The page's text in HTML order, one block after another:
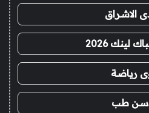
الاشراق
لينك 2026
رياضة
طب